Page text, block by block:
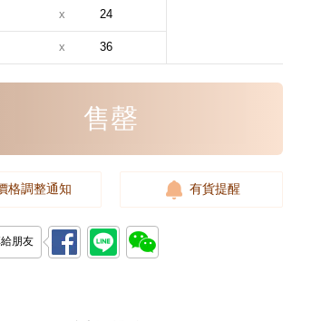
x 24
x 36
售罄
格調整通知 有貨提醒
朋友
手提包
5,580.00